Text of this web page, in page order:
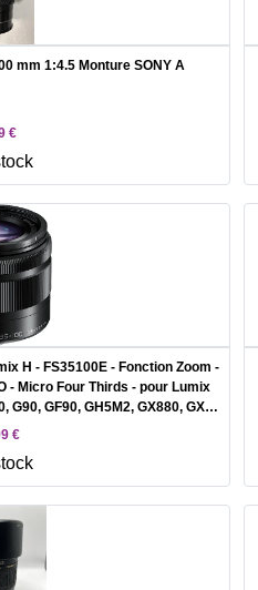
mm 1:4.5 Monture SONY A
€
H - FS35100E - Fonction Zoom -
- Micro Four Thirds - pour Lumix
G90, GF90, GH5M2, GX880, GX9,
€